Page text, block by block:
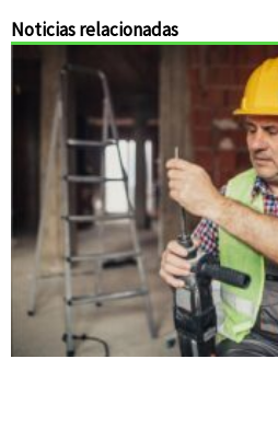
Noticias relacionadas